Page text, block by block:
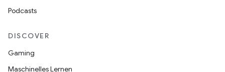
Podcasts
DISCOVER
Gaming
Maschinelles Lernen